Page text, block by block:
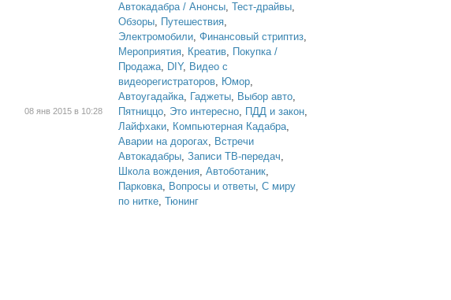
Автокадабра / Анонсы, Тест-драйвы,
Обзоры, Путешествия,
Электромобили, Финансовый стриптиз,
Мероприятия, Креатив, Покупка /
Продажа, DIY, Видео с
видеорегистраторов, Юмор,
Автоугадайка, Гаджеты, Выбор авто,
Пятниццо, Это интересно, ПДД и закон,
Лайфхаки, Компьютерная Кадабра,
Аварии на дорогах, Встречи
Автокадабры, Записи ТВ-передач,
Школа вождения, Автоботаник,
Парковка, Вопросы и ответы, С миру
по нитке, Тюнинг
08 янв 2015 в 10:28